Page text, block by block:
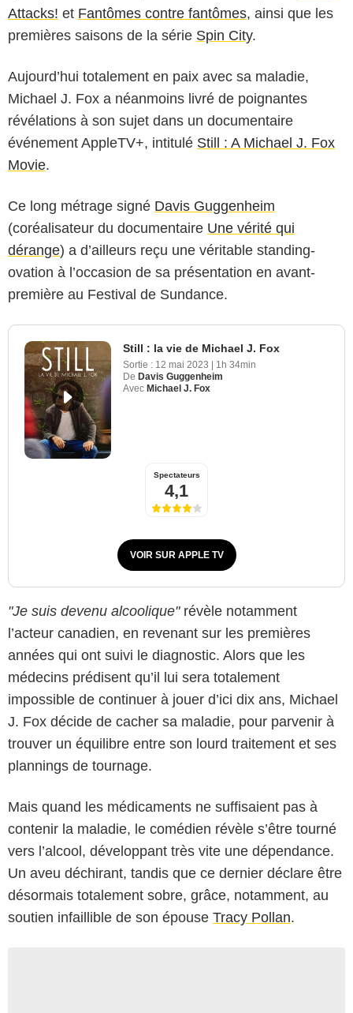
Attacks! et Fantômes contre fantômes, ainsi que les
premières saisons de la série Spin City.
Aujourd’hui totalement en paix avec sa maladie,
Michael J. Fox a néanmoins livré de poignantes
révélations à son sujet dans un documentaire
événement AppleTV+, intitulé Still : A Michael J. Fox
Movie.
Ce long métrage signé Davis Guggenheim
(coréalisateur du documentaire Une vérité qui
dérange) a d’ailleurs reçu une véritable standing-
ovation à l’occasion de sa présentation en avant-
première au Festival de Sundance.
Still : la vie de Michael J. Fox
Sortie : 12 mai 2023 | 1h 34min
De Davis Guggenheim
Avec Michael J. Fox
Spectateurs
4,1
VOIR SUR APPLE TV
"Je suis devenu alcoolique"révèle notamment
l’acteur canadien, en revenant sur les premières
années qui ont suivi le diagnostic. Alors que les
médecins prédisent qu’il lui sera totalement
impossible de continuer à jouer d’ici dix ans, Michael
J. Fox décide de cacher sa maladie, pour parvenir à
trouver un équilibre entre son lourd traitement et ses
plannings de tournage.
Mais quand les médicaments ne suffisaient pas à
contenir la maladie, le comédien révèle s’être tourné
vers l’alcool, développant très vite une dépendance.
Un aveu déchirant, tandis que ce dernier déclare être
désormais totalement sobre, grâce, notamment, au
soutien infaillible de son épouse Tracy Pollan.